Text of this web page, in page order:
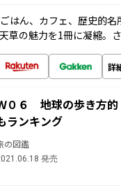
はん、カフェ、歴史的名
草の魅力を1冊に凝縮。さ
詳
０６ 地球の歩き方的
ランキング
の図鑑
発売